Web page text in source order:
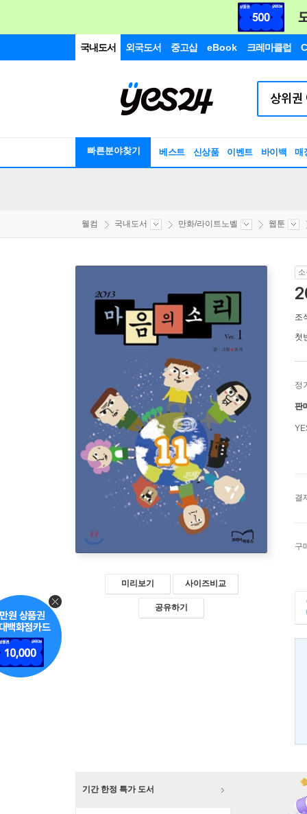
국내도서 외국도서 중고샵 eBook 크레마클럽
빠른분야찾기 베스트 신상품 이벤트 바이백 매
웰컴 국내도서 만화/라이트노벨 웹툰
미리보기 사이즈비교
공유하기
조
첫
정
판
결
구
기간 한정 특가 도서